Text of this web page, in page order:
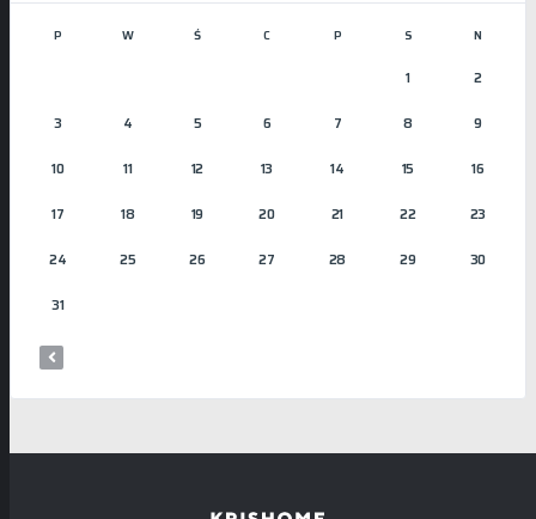
P W Ś C P S N
1 2
3 4 5 6 7 8 9
10 11 12 13 14 15 16
17 18 19 20 21 22 23
24 25 26 27 28 29 30
31